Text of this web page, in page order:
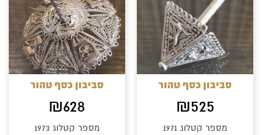
סביבון כסף טהור
₪525
מספר קטלוג 1971
סביבון כסף טהור
₪628
מספר קטלוג 1973